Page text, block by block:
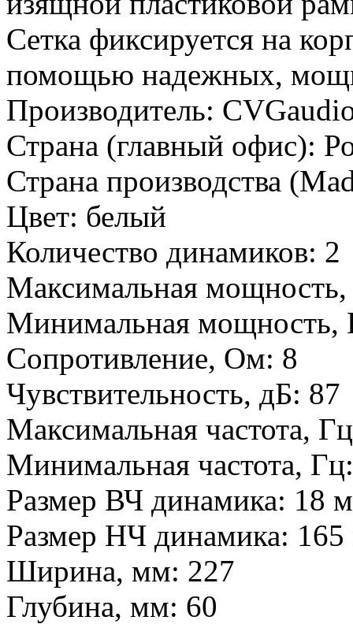
Сетка фиксируется на
помощью надежных,
Производитель:
Страна (главный офис):
Страна производства
Цвет: белый
Количество динамиков: 2
Максимальная
Минимальная
Сопротивление, Ом: 8
Чувствительность, дБ: 87
Максимальная частота,
Минимальная частота,
Размер ВЧ динамика: 18
Размер НЧ динамика:
Ширина, мм: 227
Глубина, мм: 60